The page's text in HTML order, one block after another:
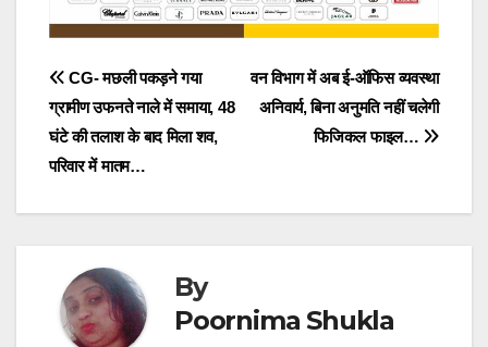
Post
navigation
वन विभाग में अब ई-ऑफिस व्यवस्था
अनिवार्य, बिना अनुमति नहीं चलेगी
फिजिकल फाइल…
CG- मछली पकड़ने गया
ग्रामीण उफनते नाले में समाया, 48
घंटे की तलाश के बाद मिला शव,
परिवार में मातम…
By
Poornima Shukla